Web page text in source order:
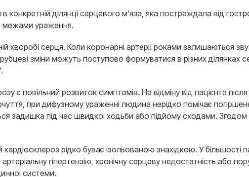
конкретній ділянці серцевого м'яза, яка постраждала від
межами ураження.
хворобі серця. Коли коронарні артерії роками залишаються
зміни можуть поступово формуватися в різних ділянках
є повільний розвиток симптомів. На відміну від пацієнта
при дифузному ураженні людина нерідко помічає
задишка під час швидкої ходьби або підйому сходами.
рідко буває ізольованою знахідкою. У більшості
гіпертензію, хронічну серцеву недостатність або
системи.